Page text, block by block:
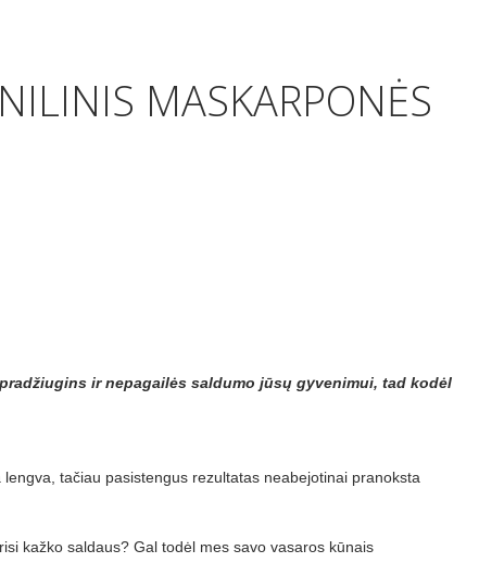
MASKARPONĖS
ir nepagailės saldumo jūsų gyvenimui, tad kodėl
tačiau pasistengus rezultatas neabejotinai pranoksta
kažko saldaus? Gal todėl mes savo vasaros kūnais